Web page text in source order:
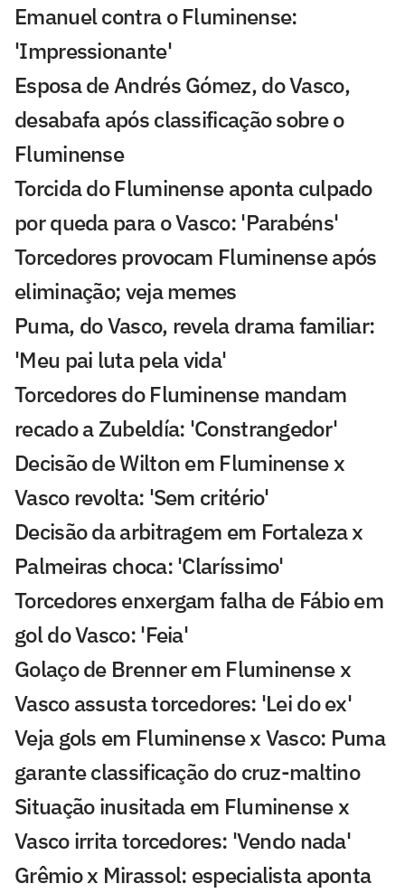
Emanuel contra o Fluminense:
'Impressionante'
Esposa de Andrés Gómez, do Vasco,
desabafa após classificação sobre o
Fluminense
Torcida do Fluminense aponta culpado
por queda para o Vasco: 'Parabéns'
Torcedores provocam Fluminense após
eliminação; veja memes
Puma, do Vasco, revela drama familiar:
'Meu pai luta pela vida'
Torcedores do Fluminense mandam
recado a Zubeldía: 'Constrangedor'
Decisão de Wilton em Fluminense x
Vasco revolta: 'Sem critério'
Decisão da arbitragem em Fortaleza x
Palmeiras choca: 'Claríssimo'
Torcedores enxergam falha de Fábio em
gol do Vasco: 'Feia'
Golaço de Brenner em Fluminense x
Vasco assusta torcedores: 'Lei do ex'
Veja gols em Fluminense x Vasco: Puma
garante classificação do cruz-maltino
Situação inusitada em Fluminense x
Vasco irrita torcedores: 'Vendo nada'
Grêmio x Mirassol: especialista aponta